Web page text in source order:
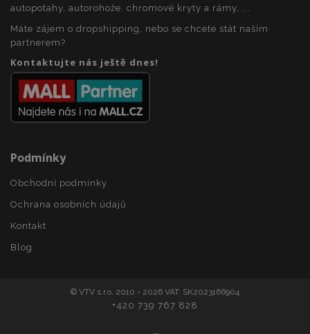
autopotahy, autorohože, chromové kryty a rámy, ...
Máte zájem o dropshipping, nebo se chcete stát naším
partnerem?
Kontaktujte nás ještě dnes!
Podmínky
Obchodní podmínky
Ochrana osobních údajů
Kontakt
Blog
© VTV s.r.o. 2010 - 2026 VAT: SK2023166904
+420 739 767 828
Poskytovatel
mage-messages